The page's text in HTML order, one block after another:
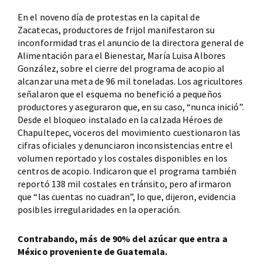
En el noveno día de protestas en la capital de
Zacatecas, productores de frijol manifestaron su
inconformidad tras el anuncio de la directora general de
Alimentación para el Bienestar, María Luisa Albores
González, sobre el cierre del programa de acopio al
alcanzar una meta de 96 mil toneladas. Los agricultores
señalaron que el esquema no benefició a pequeños
productores y aseguraron que, en su caso, “nunca inició”.
Desde el bloqueo instalado en la calzada Héroes de
Chapultepec, voceros del movimiento cuestionaron las
cifras oficiales y denunciaron inconsistencias entre el
volumen reportado y los costales disponibles en los
centros de acopio. Indicaron que el programa también
reportó 138 mil costales en tránsito, pero afirmaron
que “las cuentas no cuadran”, lo que, dijeron, evidencia
posibles irregularidades en la operación.
Contrabando, más de 90% del azúcar que entra a
México proveniente de Guatemala.